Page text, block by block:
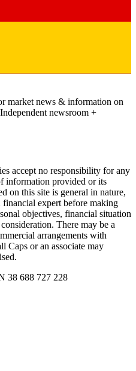
market news & information on
newsroom +
accept no responsibility for any
information provided or its
on this site is general in nature,
expert before making
objectives, financial situation
There may be a
arrangements with
Caps or an associate may
38 688 727 228